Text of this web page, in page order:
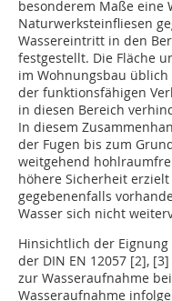
besonderem Maße eine
Naturwerksteinfliesen
Wassereintritt in den
festgestellt. Die Fläche
im Wohnungsbau
der funktionsfähigen
in diesen Bereich
In diesem
der Fugen bis zum
weitgehend
höhere Sicher­heit
gegebenenfalls
Wasser sich nicht
Hinsichtlich der
der DIN EN 12057 [2],
zur Wasseraufnahme
Wasseraufnahme